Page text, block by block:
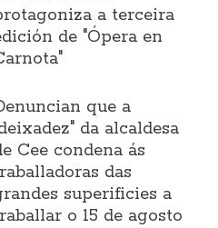
a terceira
de "Ópera en
que a
da alcaldesa
Cee condena ás
das
superificies a
o 15 de agosto